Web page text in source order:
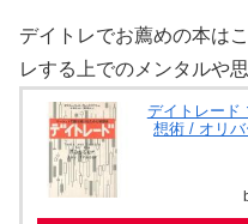
デイトレでお薦めの本は
レする上でのメンタルや
デイトレード
想術 / オリ